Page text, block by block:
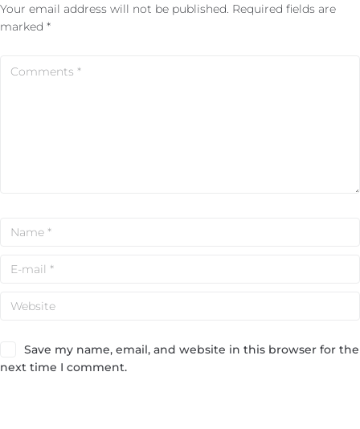
Your email address will not be published. Required fields are
marked *
Save my name, email, and website in this browser for the
next time I comment.